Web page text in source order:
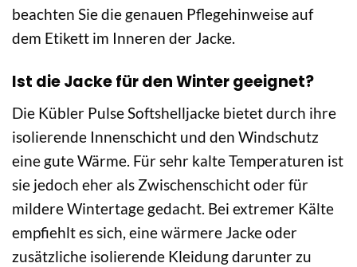
beachten Sie die genauen Pflegehinweise auf
dem Etikett im Inneren der Jacke.
Ist die Jacke für den Winter geeignet?
Die Kübler Pulse Softshelljacke bietet durch ihre
isolierende Innenschicht und den Windschutz
eine gute Wärme. Für sehr kalte Temperaturen ist
sie jedoch eher als Zwischenschicht oder für
mildere Wintertage gedacht. Bei extremer Kälte
empfiehlt es sich, eine wärmere Jacke oder
zusätzliche isolierende Kleidung darunter zu